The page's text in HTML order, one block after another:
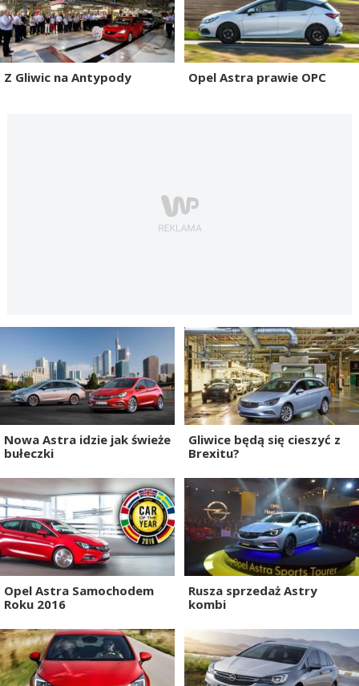
Z Gliwic na Antypody Opel Astra prawie OPC
Nowa Astra idzie jak świeże
bułeczki
Gliwice będą się cieszyć z
Brexitu?
Opel Astra Samochodem
Roku 2016
Rusza sprzedaż Astry
kombi